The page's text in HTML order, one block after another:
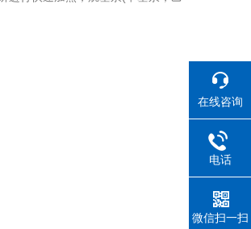
在线咨询
电话
微信扫一扫